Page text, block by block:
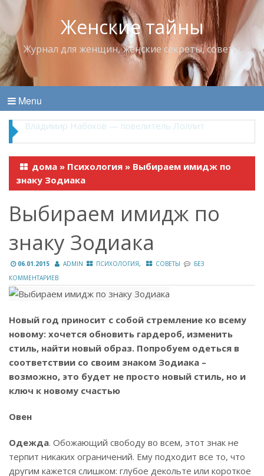
Женские тайны
Журнал для женщин, женские секреты, советы
Menu
Владимир Набоков — повелитель Лоллит
дома » Психология » Выбираем имидж по
знаку Зодиака
Выбираем имидж по
знаку Зодиака
06.01.2015 ADMIN ПСИХОЛОГИЯ, СОВЕТЫ
БЕЗ
КОММЕНТАРИЕВ
Новый год приносит с собой стремление ко всему
новому: хочется обновить гардероб, изменить
стиль, найти новый образ. Попробуем одеться в
соответствии со своим знаком Зодиака –
возможно, это будет не просто новый стиль, но и
ключ к новому счастью
Овен
Одежда. Обожающий свободу во всем, этот знак не
терпит никаких ограничений. Ему подходит все то, что
другим кажется слишком: глубое декольте или короткое